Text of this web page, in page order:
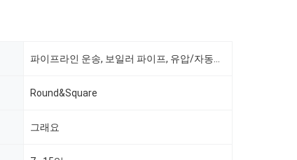
Round&Square
그래요